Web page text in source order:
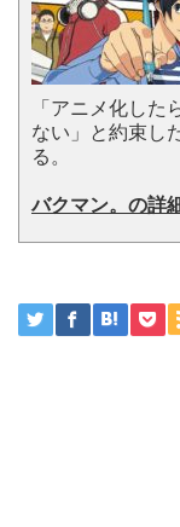
「アニメ化した
ない」と約束し
る。
バクマン。の詳